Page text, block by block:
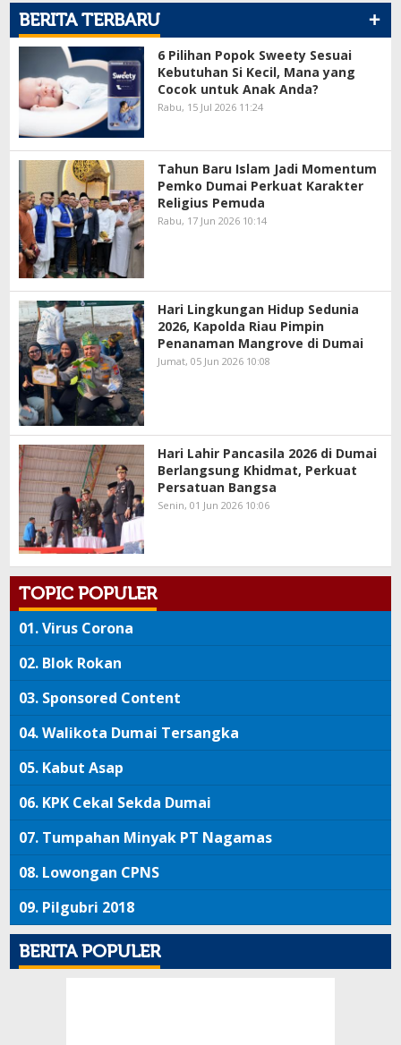
+
BERITA TERBARU
6 Pilihan Popok Sweety Sesuai
Kebutuhan Si Kecil, Mana yang
Cocok untuk Anak Anda?
Rabu, 15 Jul 2026 11:24
Tahun Baru Islam Jadi Momentum
Pemko Dumai Perkuat Karakter
Religius Pemuda
Rabu, 17 Jun 2026 10:14
Hari Lingkungan Hidup Sedunia
2026, Kapolda Riau Pimpin
Penanaman Mangrove di Dumai
Jumat, 05 Jun 2026 10:08
Hari Lahir Pancasila 2026 di Dumai
Berlangsung Khidmat, Perkuat
Persatuan Bangsa
Senin, 01 Jun 2026 10:06
TOPIC POPULER
01.Virus Corona
02. Blok Rokan
03. Sponsored Content
04.Walikota Dumai Tersangka
05. Kabut Asap
06. KPK Cekal Sekda Dumai
07. Tumpahan Minyak PT Nagamas
08. Lowongan CPNS
09. Pilgubri 2018
BERITA POPULER